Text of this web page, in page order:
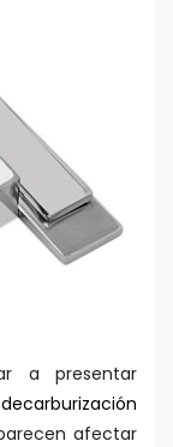
a presentar
decarburización
afectar